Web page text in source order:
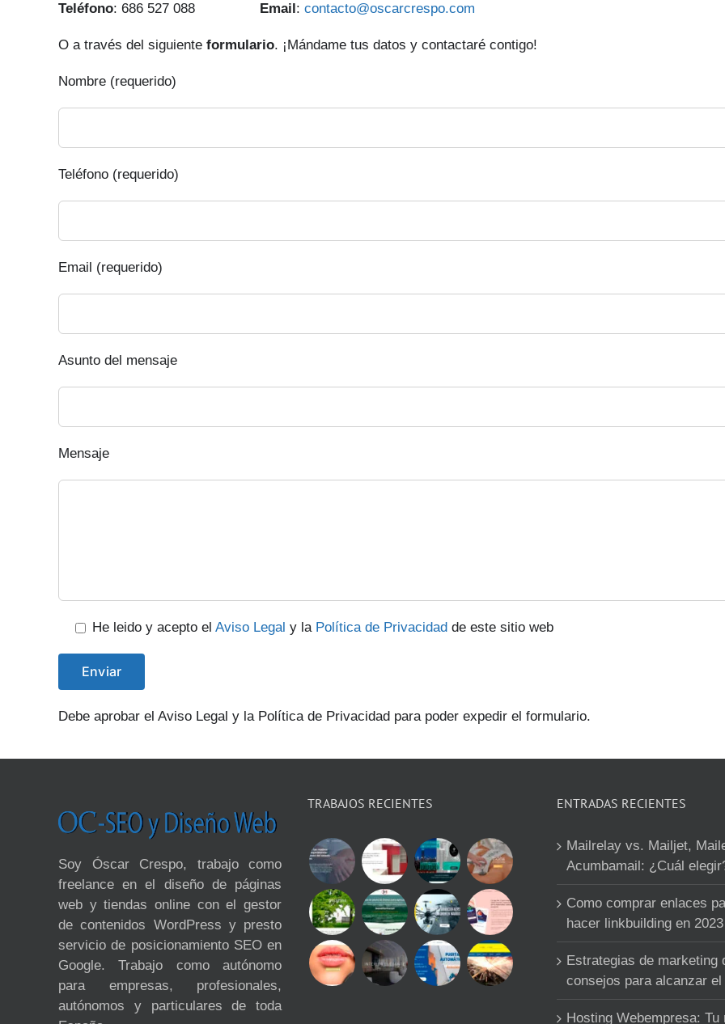
Teléfono: 686 527 088 Email: contacto@oscarcrespo.com
O a través del siguiente formulario. ¡Mándame tus datos y contactaré contigo!
Nombre (requerido)
Teléfono (requerido)
Email (requerido)
Asunto del mensaje
Mensaje
He leido y acepto el Aviso Legal y la Política de Privacidad de este sitio web
Debe aprobar el Aviso Legal y la Política de Privacidad para poder expedir el formulario.
Soy Óscar Crespo, trabajo como
freelance en el diseño de páginas
web y tiendas online con el gestor
de contenidos WordPress y presto
servicio de posicionamiento SEO en
Google. Trabajo como autónomo
para empresas, profesionales,
autónomos y particulares de toda
TRABAJOS RECIENTES ENTRADAS RECIENTES
Mailrelay vs. Mailjet,
Acumbamail: ¿Cuál
Como comprar enlaces
hacer linkbuilding en 2023
Estrategias de marketing
consejos para alcanzar
Hosting Webempresa: Tu